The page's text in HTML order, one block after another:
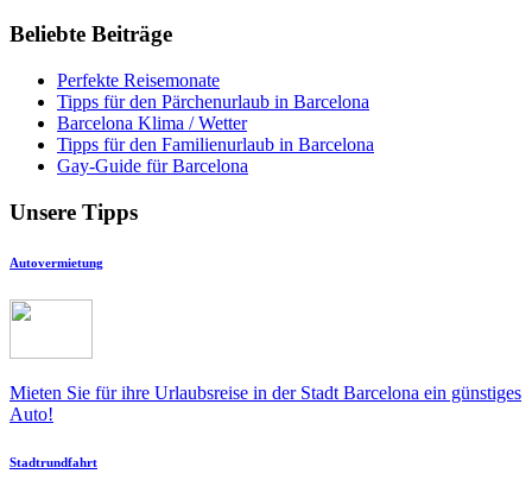
Beliebte Beiträge
Perfekte Reisemonate
Tipps für den Pärchenurlaub in Barcelona
Barcelona Klima / Wetter
Tipps für den Familienurlaub in Barcelona
Gay-Guide für Barcelona
Unsere Tipps
Autovermietung
Mieten Sie für ihre Urlaubsreise in der Stadt Barcelona ein günstiges
Auto!
Stadtrundfahrt